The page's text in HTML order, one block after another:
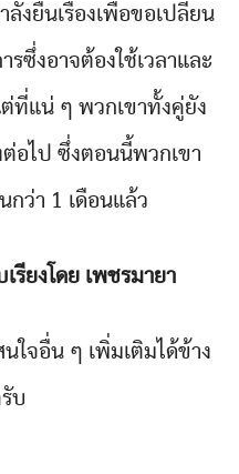
งยื่นเรื่องเพื่อขอเปลี่ยน
รซึ่งอาจต้องใช้เวลาและ
ที่แน่ ๆ พวกเขาทั้งคู่ยัง
อไป ซึ่งตอนนี้พวกเขา
กว่า 1 เดือนแล้ว
รียงโดย เพชรมายา
ใจอื่น ๆ เพิ่มเติมได้ข้าง
บ